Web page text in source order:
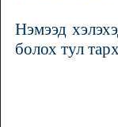
Нэмээд
болох тул